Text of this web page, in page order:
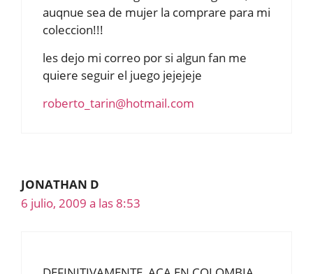
auqnue sea de mujer la comprare para mi
coleccion!!!
les dejo mi correo por si algun fan me
quiere seguir el juego jejejeje
roberto_tarin@hotmail.com
JONATHAN D
6 julio, 2009 a las 8:53